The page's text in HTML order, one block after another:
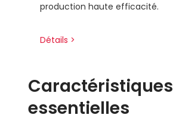
production haute efficacité.
Détails >
Caractéristiques
essentielles